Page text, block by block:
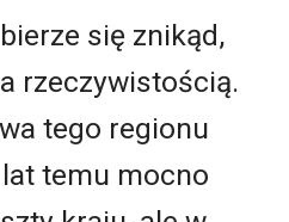
się znikąd,
rzeczywistością.
tego regionu
temu mocno